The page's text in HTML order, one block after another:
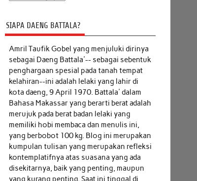
SIAPA DAENG BATTALA?
Amril Taufik Gobel yang menjuluki dirinya
sebagai Daeng Battala'-- sebagai sebentuk
penghargaan spesial pada tanah tempat
kelahiran--ini adalah lelaki yang lahir di
kota daeng, 9 April 1970. Battala' dalam
Bahasa Makassar yang berarti berat adalah
merujuk pada berat badan lelaki yang
memiliki hobi membaca dan menulis ini,
yang berbobot 100 kg. Blog ini merupakan
kumpulan tulisan yang merupakan refleksi
kontemplatifnya atas suasana yang ada
disekitarnya, baik yang penting, maupun
yang kurang penting. Saat ini tinggal di